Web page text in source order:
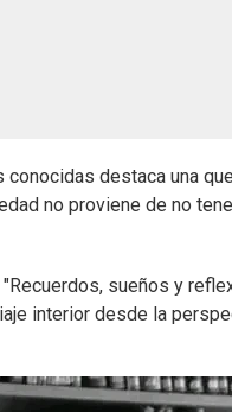
conocidas destaca una
no proviene de no
sueños y
interior desde la